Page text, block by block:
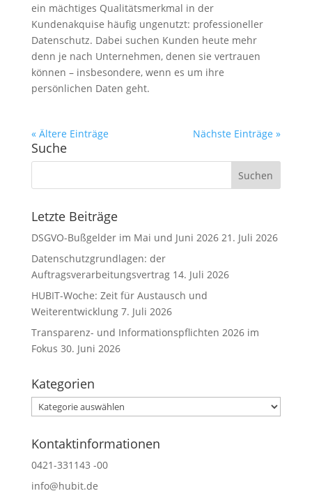
ein mächtiges Qualitätsmerkmal in der
Kundenakquise häufig ungenutzt: professioneller
Datenschutz. Dabei suchen Kunden heute mehr
denn je nach Unternehmen, denen sie vertrauen
können – insbesondere, wenn es um ihre
persönlichen Daten geht.
« Ältere Einträge Nächste Einträge »
Suche
Letzte Beiträge
DSGVO-Bußgelder im Mai und Juni 2026 21. Juli 2026
Datenschutzgrundlagen: der
Auftragsverarbeitungsvertrag 14. Juli 2026
HUBIT-Woche: Zeit für Austausch und
Weiterentwicklung 7. Juli 2026
Transparenz- und Informationspflichten 2026 im
Fokus 30. Juni 2026
Kategorien
Kategorien
Kontaktinformationen
0421-331143 -00
info@hubit.de